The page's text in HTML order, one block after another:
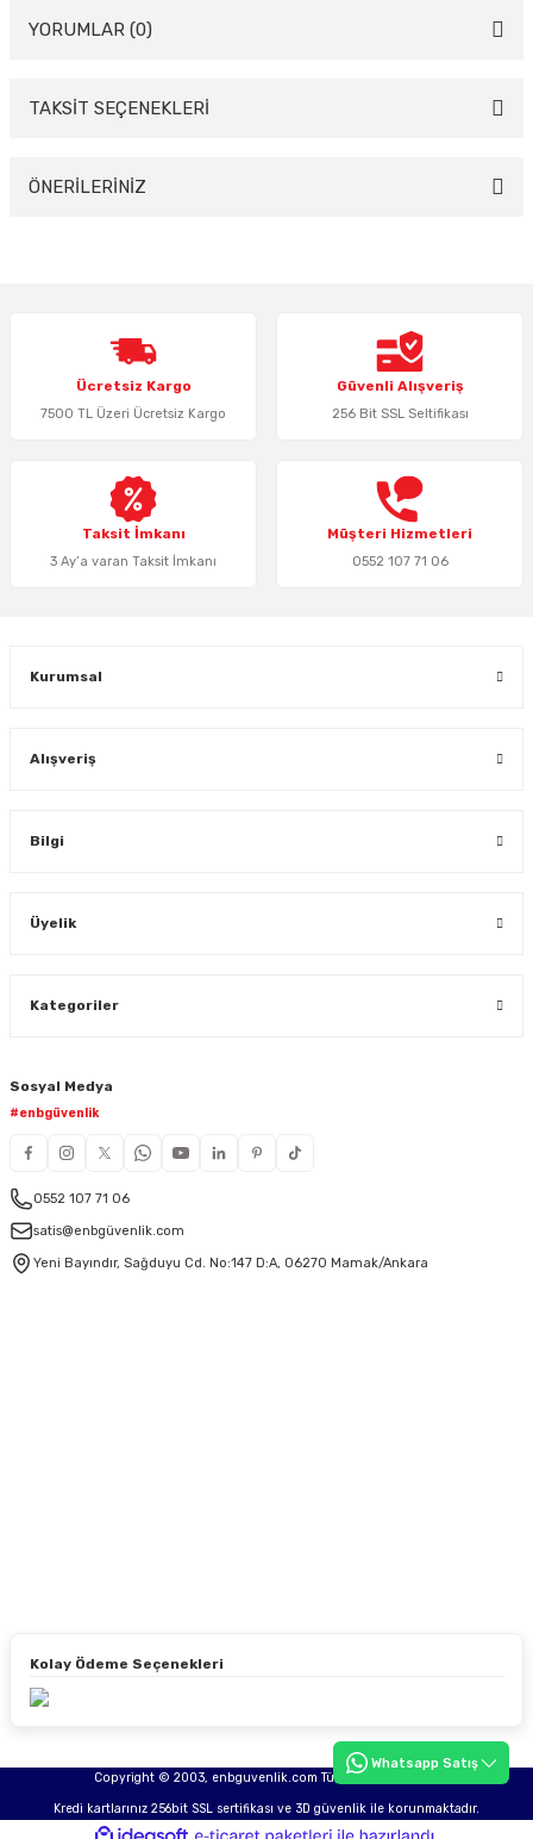
YORUMLAR (0)
Bu ürüne ilk yorumu siz yapın!
TAKSİT SEÇENEKLERİ
ÖNERİLERİNİZ
Ürün resmi kalitesiz, bozuk veya görüntülenemiyor.
Ürün açıklamasında eksik bilgiler bulunuyor.
Ürün bilgilerinde hatalar bulunuyor.
Bu ürüne benzer farklı alternatifler olmalı.
Ücretsiz Kargo
7500 TL Üzeri Ücretsiz Kargo
Güvenli Alışveriş
256 Bit SSL Seltifikası
Taksit İmkanı
3 Ay’a varan Taksit İmkanı
Müşteri Hizmetleri
0552 107 71 06
Kurumsal
Alışveriş
Bilgi
Üyelik
Kategoriler
Sosyal Medya
#enbgüvenlik
0552 107 71 06
satis@enbgüvenlik.com
Yeni Bayındır, Sağduyu Cd. No:147 D:A, 06270 Mamak/Ankara
Kolay Ödeme Seçenekleri
Copyright © 2003, enbguvenlik.com Tüm hakları saklıdır.
Kredi kartlarınız 256bit SSL sertifikası ve 3D güvenlik ile korunmaktadır.
Whatsapp Satış
ideasoft e-